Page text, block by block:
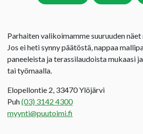
Parhaiten valikoimamme suuruuden
Jos ei heti synny päätöstä, nappaa
paneeleista ja terassilaudoista mukaasi
tai työmaalla.
Elopellontie 2, 33470 Ylöjärvi
Puh(03) 3142 4300
myynti@puutoimi.fi